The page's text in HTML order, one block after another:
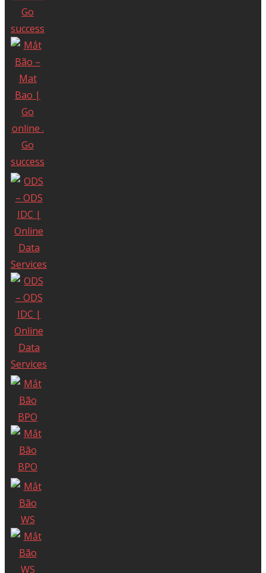
Điện thoại: (024) 35 123456
Copyright© Mat Bao Company. All
Reserved.
Sử dụng nội dung ở trang này và dịch vụ
tại Mắt Bão có nghĩa là bạn đồng ý với
Thỏa thuận sử dụng
mậtcủa chúng tôi.
Công ty cổ phần Mắt Bão - Giấy phép kinh
doanh số: 0302712571 cấp ngày
04/09/2002 bởi Sở Kế Hoạch và Đầu Tư Tp.
Hồ Chí Minh.
Giấy phép cung cấp dịch vụ Viễn thông số
247/GP-CVT cấp ngày 08 tháng 05 năm
2018.